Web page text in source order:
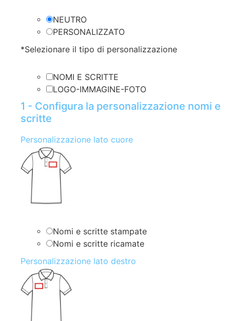
NEUTRO
PERSONALIZZATO
*Selezionare il tipo di personalizzazione
NOMI E SCRITTE
LOGO-IMMAGINE-FOTO
1 - Configura la personalizzazione nomi e
scritte
Personalizzazione lato cuore
Nomi e scritte stampate
Nomi e scritte ricamate
Personalizzazione lato destro